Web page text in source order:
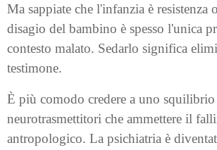
Ma sappiate che l'infanzia è resistenza
disagio del bambino è spesso l'unica
contesto malato. Sedarlo significa
testimone.
È più comodo credere a uno
neurotrasmettitori che ammettere il
antropologico. La psichiatria è